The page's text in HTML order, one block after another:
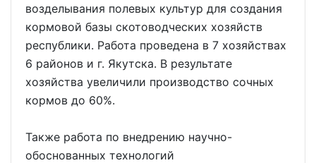
возделывания полевых культур для создания
кормовой базы скотоводческих хозяйств
республики. Работа проведена в 7 хозяйствах
6 районов и г. Якутска. В результате
хозяйства увеличили производство сочных
кормов до 60%.
Также работа по внедрению научно-
обоснованных технологий